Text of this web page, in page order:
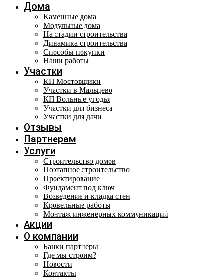
Дома
Каменные дома
Модульные дома
На стадии строительства
Динамика строительства
Способы покупки
Наши работы
Участки
КП Мостовщики
Участки в Мальцево
КП Вольные угодья
Участки для бизнеса
Участки для дачи
Отзывы
Партнерам
Услуги
Строительство домов
Поэтапное строительство
Проектирование
Фундамент под ключ
Возведение и кладка стен
Кровельные работы
Монтаж инженерных коммуникаций
Акции
О компании
Банки партнеры
Где мы строим?
Новости
Контакты